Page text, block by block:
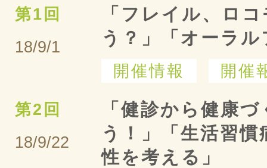
第1回
18/9/1
「フレイル、ロ
う？」「オーラ
開催情報 開催
第2回
18/9/22
「健診から健康
う！」「生活習
性を考える」